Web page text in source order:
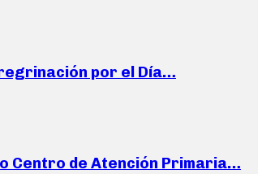
por el Día…
Centro de Atención Primaria…